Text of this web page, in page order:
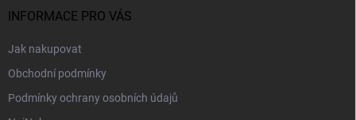
INFORMACE PRO VÁS
Jak nakupovat
Obchodní podmínky
Podmínky ochrany osobních údajů